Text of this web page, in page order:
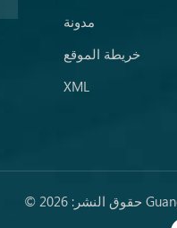
مدونة
خريطة الموقع
XML